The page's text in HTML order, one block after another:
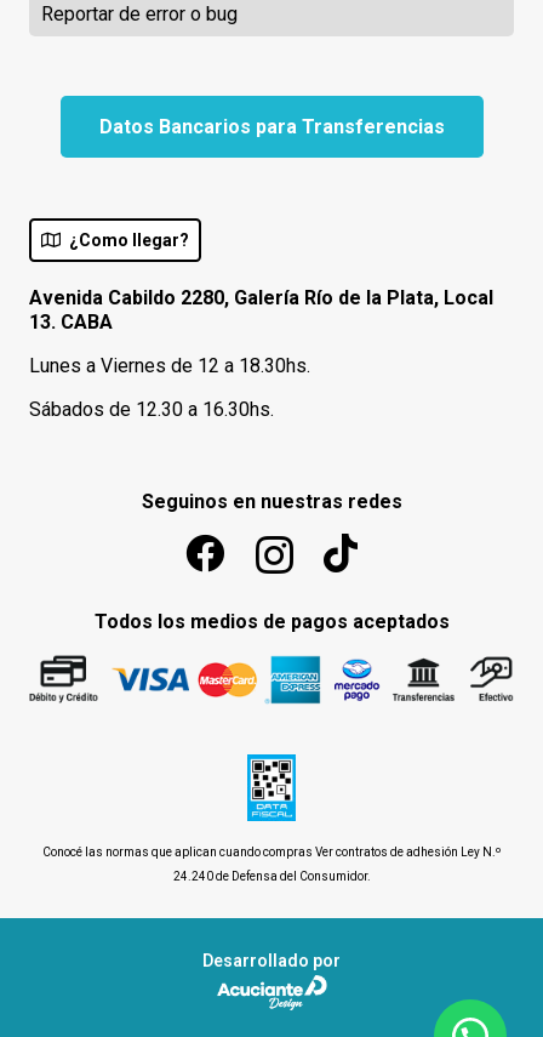
Reportar de error o bug
Datos Bancarios para Transferencias
¿Como llegar?
Avenida Cabildo 2280, Galería Río de la Plata, Local
13. CABA
Lunes a Viernes de 12 a 18.30hs.
Sábados de 12.30 a 16.30hs.
Seguinos en nuestras redes
Todos los medios de pagos aceptados
Conocé las normas que aplican cuando compras Ver contratos de adhesión Ley N.º
24.240 de Defensa del Consumidor.
Desarrollado por